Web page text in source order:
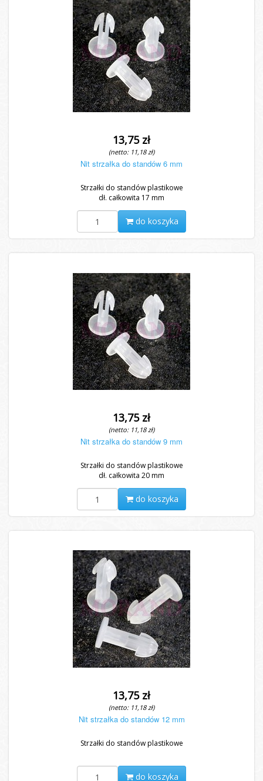
13,75 zł
(netto: 11,18 zł)
Nit strzałka do standów 6 mm
Strzałki do standów plastikowe
dł. całkowita 17 mm
do koszyka
13,75 zł
(netto: 11,18 zł)
Nit strzałka do standów 9 mm
Strzałki do standów plastikowe
dł. całkowita 20 mm
do koszyka
13,75 zł
(netto: 11,18 zł)
Nit strzałka do standów 12 mm
Strzałki do standów plastikowe
do koszyka